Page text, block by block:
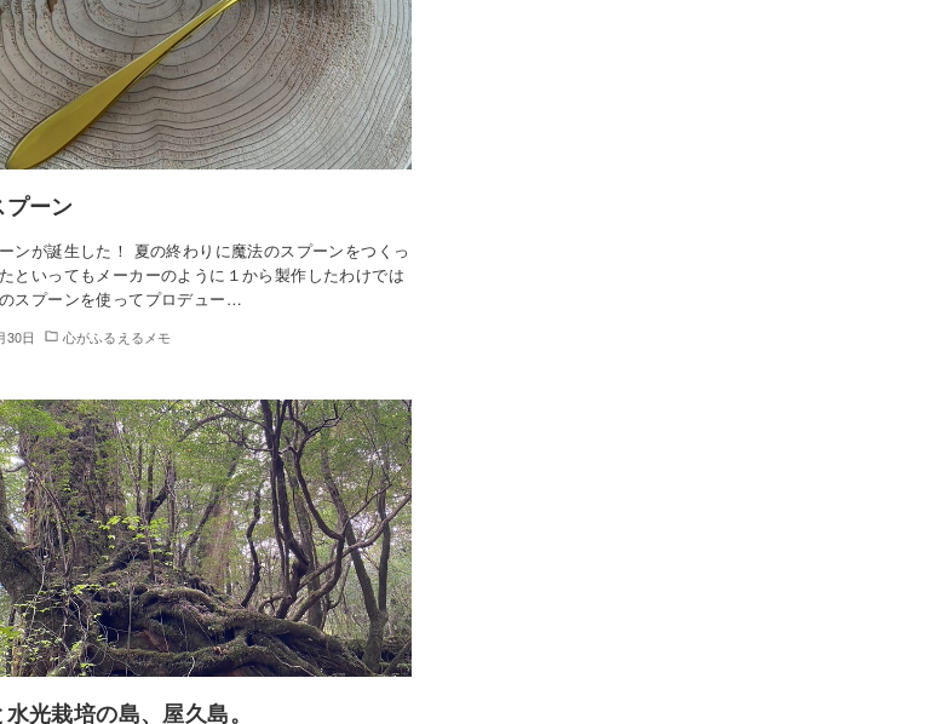
プーン
ンが誕生した！ 夏の終わりに魔法のスプーンをつくっ
といってもメーカーのように１から製作したわけでは
スプーンを使ってプロデュー…
30日 心がふるえるメモ
光栽培の島、屋久島。